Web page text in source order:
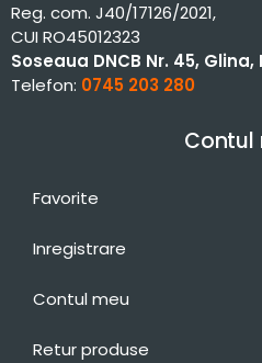
Reg. com. J40/17126/2021,
CUI RO45012323
Soseaua DNCB Nr. 45,
Telefon: 0745 203 280
Contul
Favorite
Inregistrare
Contul meu
Retur produse